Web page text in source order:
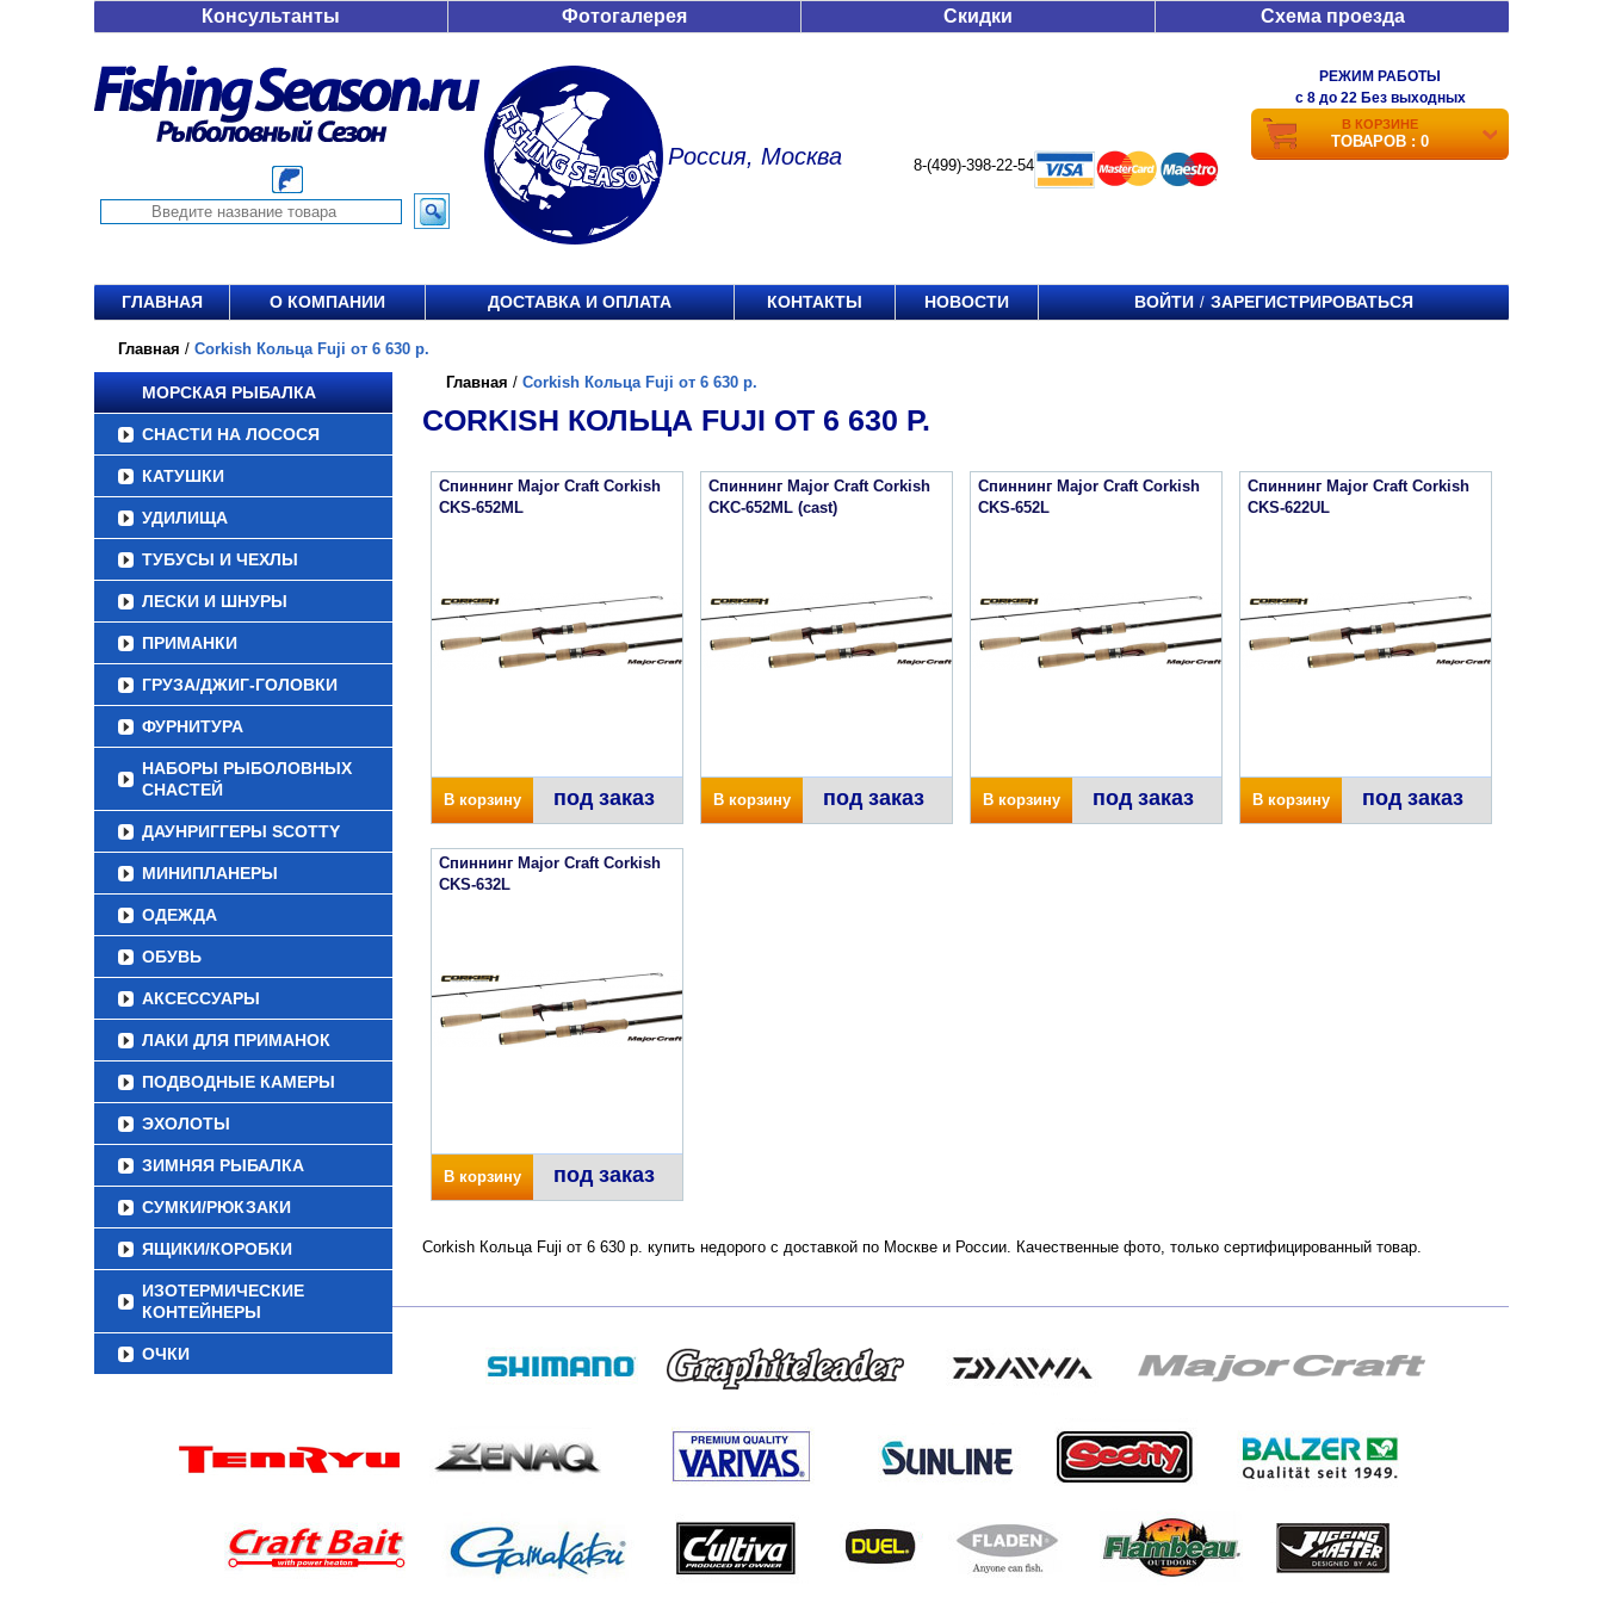
Консультанты Фотогалерея Скидки Схема проезда
Россия, Москва 8-(499)-398-22-54
РЕЖИМ РАБОТЫ
c 8 до 22 Без выходных
В КОРЗИНЕ
ТОВАРОВ : 0
ГЛАВНАЯ О КОМПАНИИ ДОСТАВКА И ОПЛАТА КОНТАКТЫ НОВОСТИ ВОЙТИ / ЗАРЕГИСТРИРОВАТЬСЯ
Главная / Corkish Кольца Fuji от 6 630 р.
МОРСКАЯ РЫБАЛКА
СНАСТИ НА ЛОСОСЯ
КАТУШКИ
УДИЛИЩА
ТУБУСЫ И ЧЕХЛЫ
ЛЕСКИ И ШНУРЫ
ПРИМАНКИ
ГРУЗА/ДЖИГ-ГОЛОВКИ
ФУРНИТУРА
НАБОРЫ РЫБОЛОВНЫХ
СНАСТЕЙ
ДАУНРИГГЕРЫ SCOTTY
МИНИПЛАНЕРЫ
ОДЕЖДА
ОБУВЬ
АКСЕССУАРЫ
ЛАКИ ДЛЯ ПРИМАНОК
ПОДВОДНЫЕ КАМЕРЫ
ЭХОЛОТЫ
ЗИМНЯЯ РЫБАЛКА
СУМКИ/РЮКЗАКИ
ЯЩИКИ/КОРОБКИ
ИЗОТЕРМИЧЕСКИЕ
КОНТЕЙНЕРЫ
ОЧКИ
Главная / Corkish Кольца Fuji от 6 630 р.
CORKISH КОЛЬЦА FUJI ОТ 6 630 Р.
Спиннинг Major Craft Corkish
CKS-652ML
В корзину под заказ
Спиннинг Major Craft Corkish
CKC-652ML (cast)
В корзину под заказ
Спиннинг Major Craft Corkish
CKS-652L
В корзину под заказ
Спиннинг Major Craft Corkish
CKS-622UL
В корзину под заказ
Спиннинг Major Craft Corkish
CKS-632L
В корзину под заказ
Corkish Кольца Fuji от 6 630 р. купить недорого с доставкой по Москве и России. Качественные фото, только сертифицированный товар.